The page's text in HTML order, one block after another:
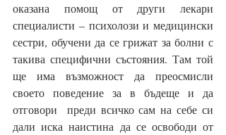
оказана помощ от други лекари
специалисти – психолози и медицински
сестри, обучени да се грижат за болни с
такива специфични състояния. Там той
ще има възможност да преосмисли
своето поведение за в бъдеще и да
отговори  преди всичко сам на себе си
дали иска наистина да се освободи от